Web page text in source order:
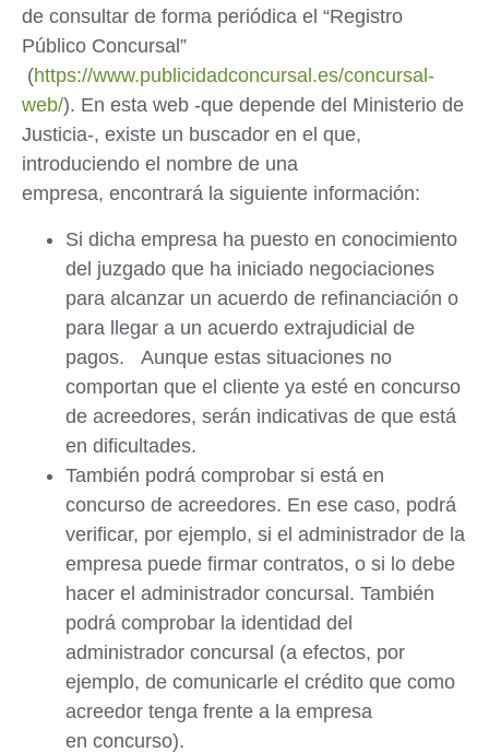
de consultar de forma periódica el “Registro
Público Concursal”
(https://www.publicidadconcursal.es/concursal-
web/). En esta web -que depende del Ministerio de
Justicia-, existe un buscador en el que,
introduciendo el nombre de una
empresa, encontrará la siguiente información:
Si dicha empresa ha puesto en conocimiento
del juzgado que ha iniciado negociaciones
para alcanzar un acuerdo de refinanciación o
para llegar a un acuerdo extrajudicial de
pagos. Aunque estas situaciones no
comportan que el cliente ya esté en concurso
de acreedores, serán indicativas de que está
en dificultades.
También podrá comprobar si está en
concurso de acreedores. En ese caso, podrá
verificar, por ejemplo, si el administrador de la
empresa puede firmar contratos, o si lo debe
hacer el administrador concursal. También
podrá comprobar la identidad del
administrador concursal (a efectos, por
ejemplo, de comunicarle el crédito que como
acreedor tenga frente a la empresa
en concurso).